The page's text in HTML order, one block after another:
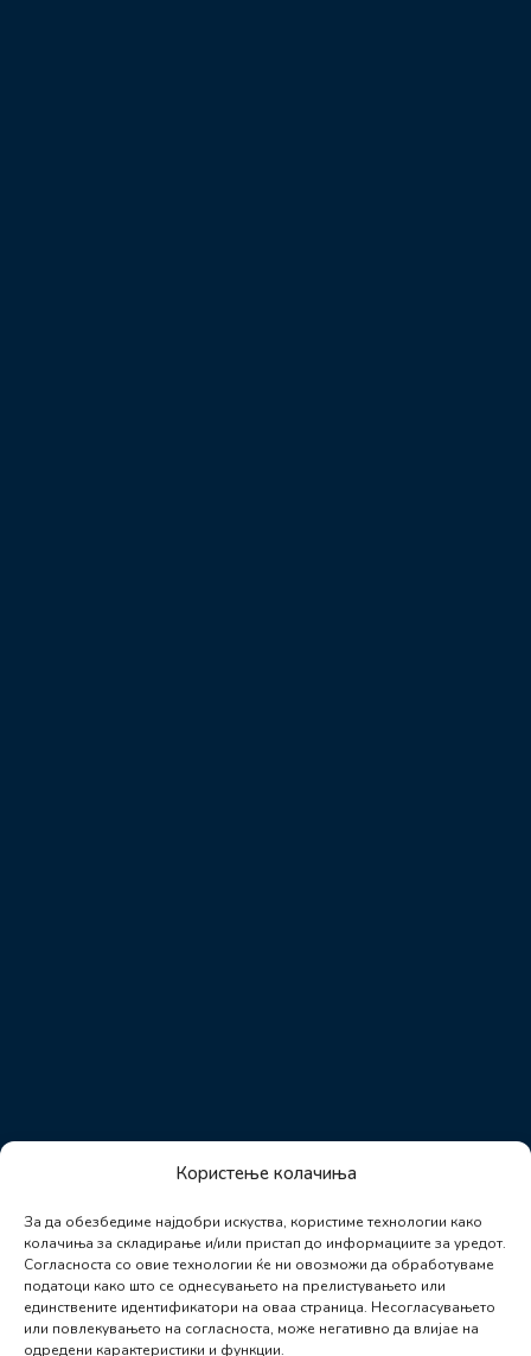
Користење колачиња
За да обезбедиме најдобри искуства, користиме технологии како
колачиња за складирање и/или пристап до информациите за уредот.
Согласноста со овие технологии ќе ни овозможи да обработуваме
податоци како што се однесувањето на прелистувањето или
единствените идентификатори на оваа страница. Несогласувањето
или повлекувањето на согласноста, може негативно да влијае на
одредени карактеристики и функции.